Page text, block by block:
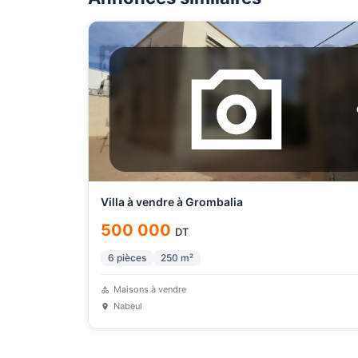
Villa à vendre à Grombalia
500 000 DT
6 pièces 250 m²
Maisons à vendre
Nabeul